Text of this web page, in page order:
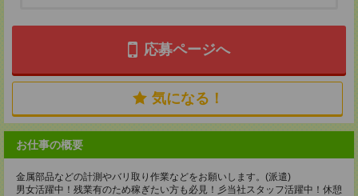
応募ページへ
気になる！
お仕事の概要
金属部品などの計測やバリ取り作業などをお願いします。(派遣)
男女活躍中！残業有のため稼ぎたい方も必見！彡当社スタッフ活躍中！休憩